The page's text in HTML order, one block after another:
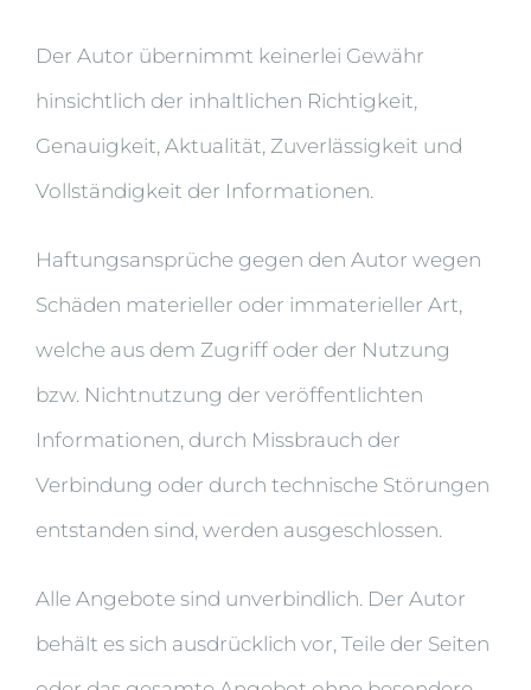
Der Autor übernimmt keinerlei Gewähr
hinsichtlich der inhaltlichen Richtigkeit,
Genauigkeit, Aktualität, Zuverlässigkeit und
Vollständigkeit der Informationen.
Haftungsansprüche gegen den Autor wegen
Schäden materieller oder immaterieller Art,
welche aus dem Zugriff oder der Nutzung
bzw. Nichtnutzung der veröffentlichten
Informationen, durch Missbrauch der
Verbindung oder durch technische Störungen
entstanden sind, werden ausgeschlossen.
Alle Angebote sind unverbindlich. Der Autor
behält es sich ausdrücklich vor, Teile der Seiten